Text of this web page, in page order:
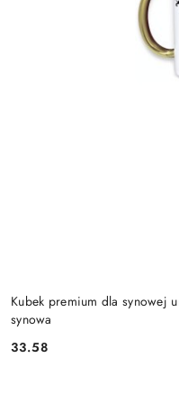
Kubek premium dla synowej
synowa
Cena:
33.58